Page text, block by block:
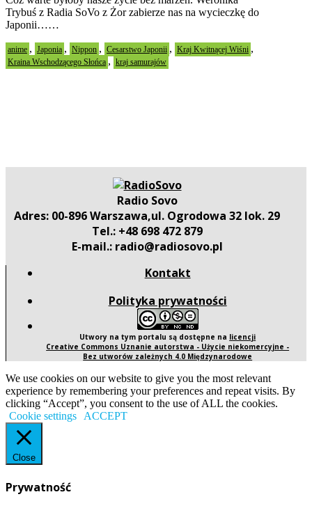
Trybuś z Radia SoVo z Żor zabierze nas na wycieczkę do
Japonii……
anime , Japonia , Nippon , Cesarstwo Japonii , Kraj Kwitnącej Wiśni ,
Kraina Wschodzącego Słońca , kraj samurajów
Radio Sovo
Adres: 00-896 Warszawa,ul. Ogrodowa 32 lok. 29
Tel.: +48 698 472 879
E-mail.: radio@radiosovo.pl
Kontakt
Polityka prywatności
Utwory na tym portalu są dostępne na licencji
Creative Commons Uznanie autorstwa - Użycie niekomercyjne -
Bez utworów zależnych 4.0 Międzynarodowe
We use cookies on our website to give you the most relevant
experience by remembering your preferences and repeat visits. By
clicking “Accept”, you consent to the use of ALL the cookies.
Cookie settings
ACCEPT
Close
Prywatność